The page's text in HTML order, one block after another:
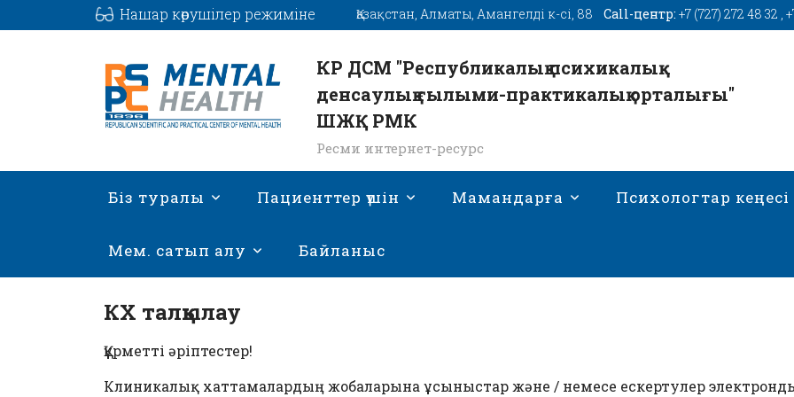
Нашар көрушілер режиміне Қазақстан, Алматы, Амангелді к-сі, 88 Call-центр: +7 (727) 272 48 32 ,
КР ДСМ "Республикалық психикалық
денсаулық ғылыми-практикалық орталығы"
ШЖҚ РМК
Ресми интернет-ресурс
Біз туралы Пациенттер үшін Мамандарға Психологтар кеңесі
Мем. сатып алу Байланыс
КХ талқылау
Құрметті әріптестер!
Клиникалық хаттамалардың жобаларына ұсыныстар және / немесе ескертулер